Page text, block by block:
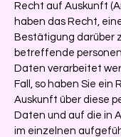
Recht auf Auskunft
haben das Recht,
Bestätigung darüber
betreffende
Daten verarbeitet
Fall, so haben Sie ein
Auskunft über diese
Daten und auf die in
im einzelnen